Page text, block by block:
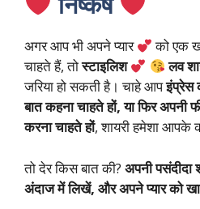
अगर आप भी अपने प्यार
को एक
चाहते हैं, तोस्टाइलिश लव
जरिया हो सकती है। चाहे आपइंप्रेस
बात कहना चाहते हों, या फिर अपनी
करना चाहते हों, शायरी हमेशा आपके
तो देर किस बात की? अपनी पसंदीदा
अंदाज में लिखें, और अपने प्यार को